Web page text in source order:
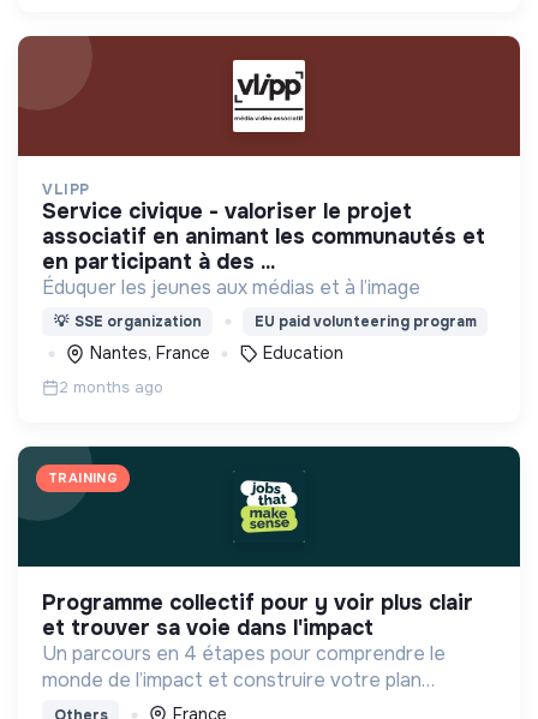
VLIPP
service civique - valoriser le projet
associatif en animant les communautés et
en participant à des ...
Éduquer les jeunes aux médias et à l’image
💡 SSE organization EU paid volunteering program
Nantes, France Education
2 months ago
TRAINING
programme collectif pour y voir plus clair
et trouver sa voie dans l'impact
Un parcours en 4 étapes pour comprendre le
monde de l’impact et construire votre plan
d'actions à votre rythme avec les bons outils et la
Others France